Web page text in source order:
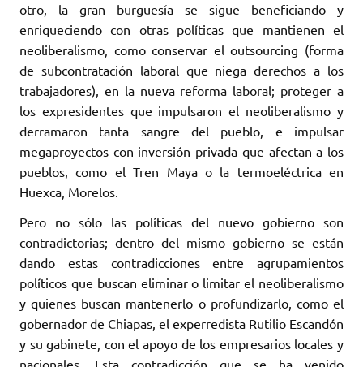
otro, la gran burguesía se sigue beneficiando y
enriqueciendo con otras políticas que mantienen el
neoliberalismo, como conservar el outsourcing (forma
de subcontratación laboral que niega derechos a los
trabajadores), en la nueva reforma laboral; proteger a
los expresidentes que impulsaron el neoliberalismo y
derramaron tanta sangre del pueblo, e impulsar
megaproyectos con inversión privada que afectan a los
pueblos, como el Tren Maya o la termoeléctrica en
Huexca, Morelos.
Pero no sólo las políticas del nuevo gobierno son
contradictorias; dentro del mismo gobierno se están
dando estas contradicciones entre agrupamientos
políticos que buscan eliminar o limitar el neoliberalismo
y quienes buscan mantenerlo o profundizarlo, como el
gobernador de Chiapas, el experredista Rutilio Escandón
y su gabinete, con el apoyo de los empresarios locales y